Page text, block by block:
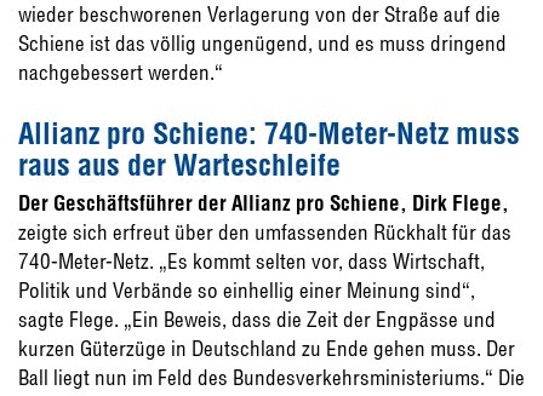
wieder beschworenen Verlagerung von der Straße auf die
Schiene ist das völlig ungenügend, und es muss dringend
nachgebessert werden.“
Allianz pro Schiene: 740-Meter-Netz muss
raus aus der Warteschleife
Der Geschäftsführer der Allianz pro Schiene, Dirk Flege,
zeigte sich erfreut über den umfassenden Rückhalt für das
740-Meter-Netz. „Es kommt selten vor, dass Wirtschaft,
Politik und Verbände so einhellig einer Meinung sind“,
sagte Flege. „Ein Beweis, dass die Zeit der Engpässe und
kurzen Güterzüge in Deutschland zu Ende gehen muss. Der
Ball liegt nun im Feld des Bundesverkehrsministeriums.“ Die